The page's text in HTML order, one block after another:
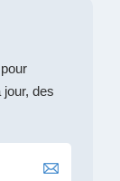
des